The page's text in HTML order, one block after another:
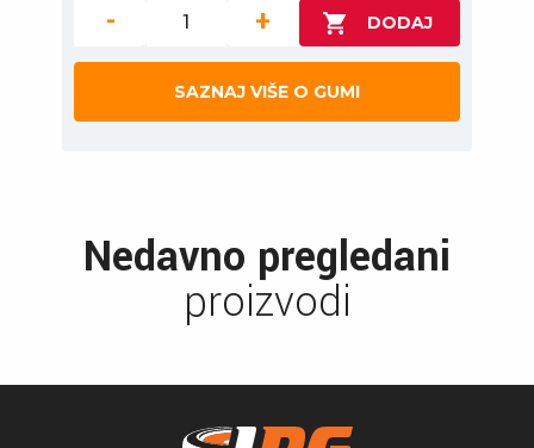
- +
SAZNAJ VIŠE O GUMI
Nedavno pregledani
proizvodi